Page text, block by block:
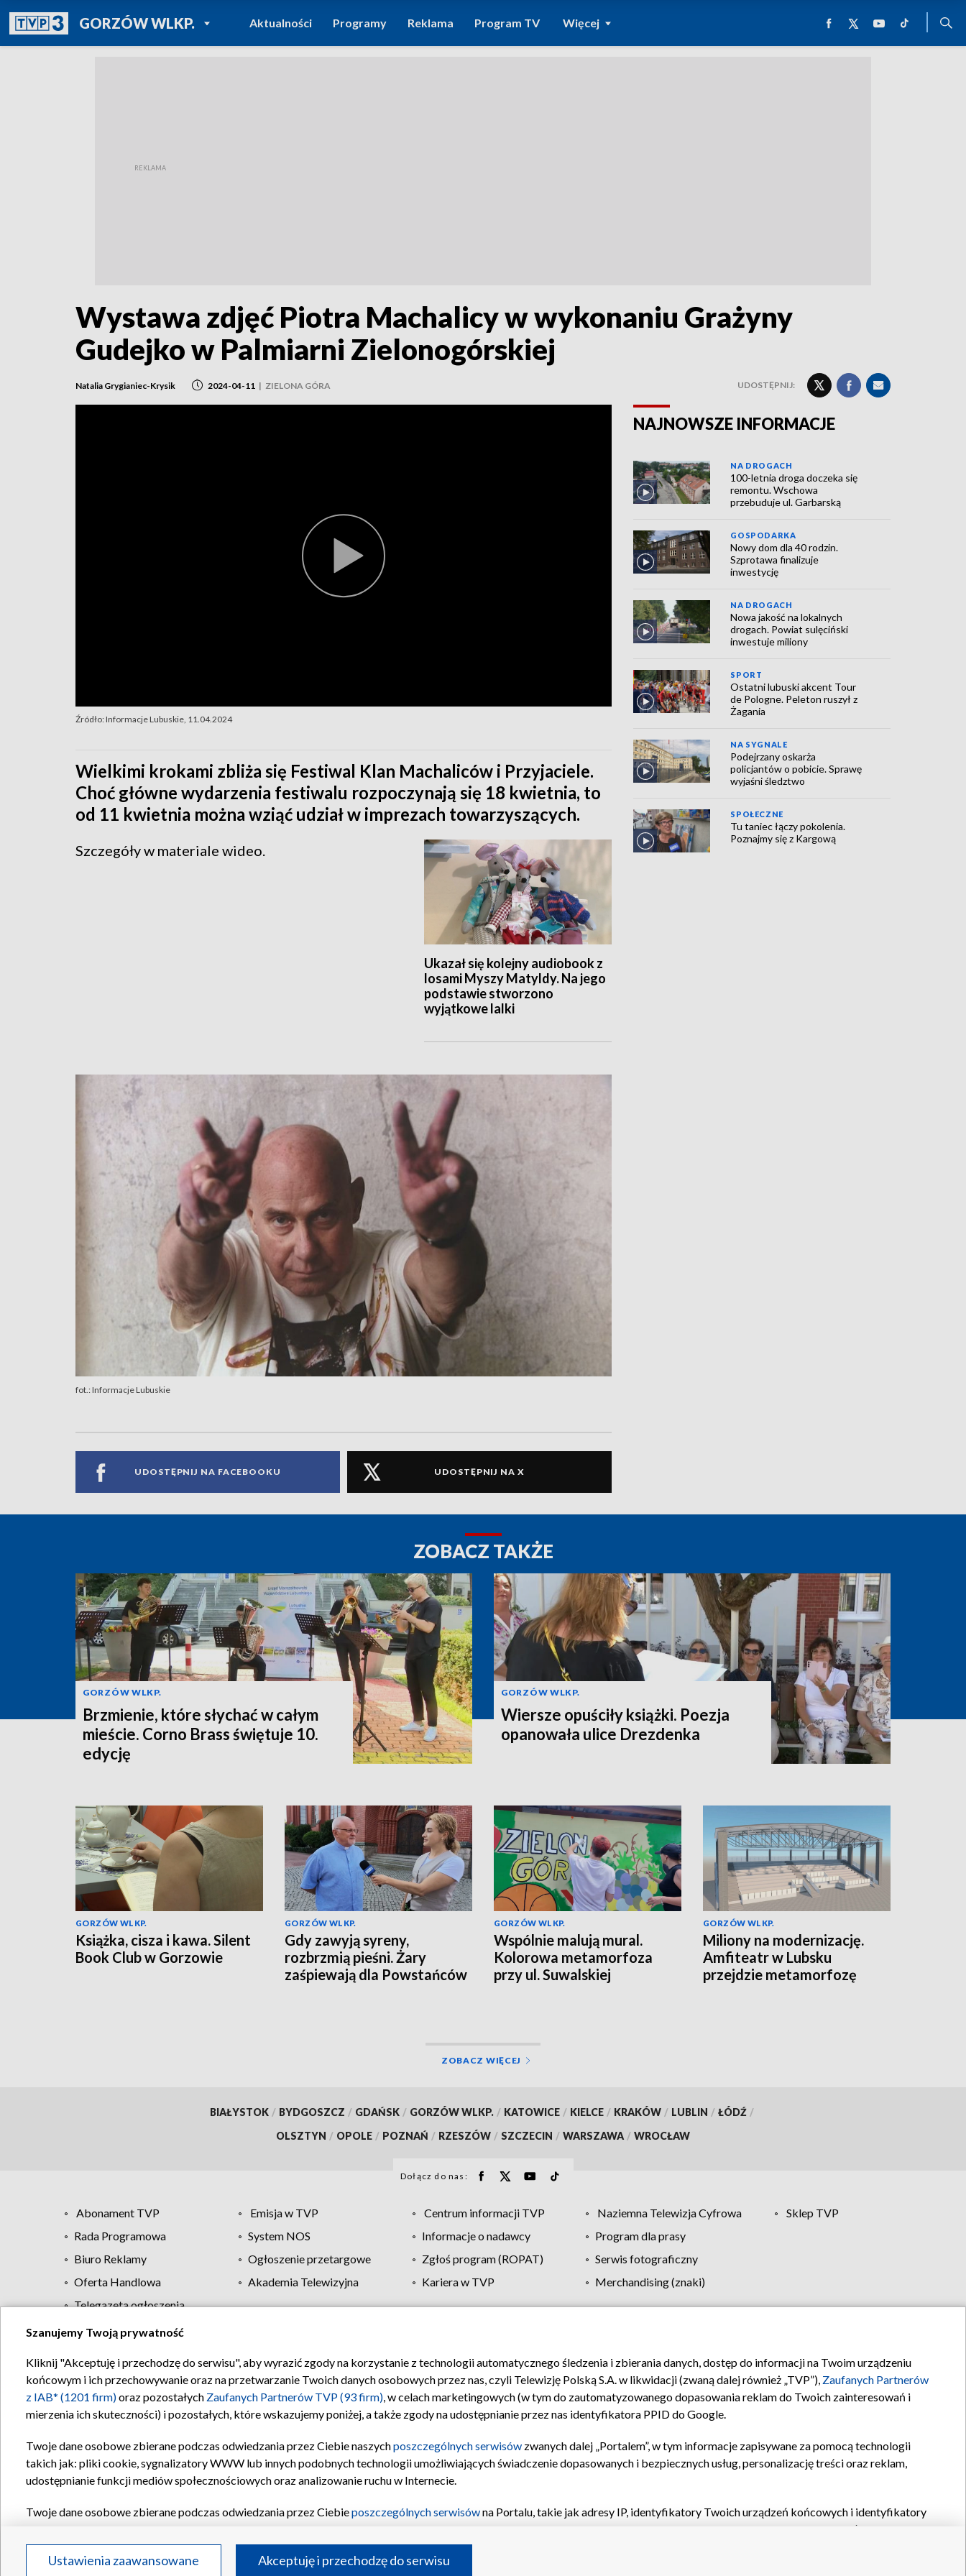
GORZÓW WLKP.POWRÓT DO
TVP REGIONY
Aktualności Programy Reklama Program TV Więcej
Wystawa zdjęć Piotra Machalicy w wykonaniu Grażyny
Gudejko w Palmiarni Zielonogórskiej
Natalia Grygianiec-Krysik 2024-04-11 | ZIELONA GÓRA UDOSTĘPNIJ:
Źródło: Informacje Lubuskie, 11.04.2024
Wielkimi krokami zbliża się Festiwal Klan Machaliców i Przyjaciele.
Choć główne wydarzenia festiwalu rozpoczynają się 18 kwietnia, to
od 11 kwietnia można wziąć udział w imprezach towarzyszących.
Ukazał się kolejny audiobook z
losami Myszy Matyldy. Na jego
podstawie stworzono
wyjątkowe lalki
Szczegóły w materiale wideo.
fot.: Informacje Lubuskie
UDOSTĘPNIJ NA FACEBOOKU UDOSTĘPNIJ NA X
NAJNOWSZE INFORMACJE
NA DROGACH
100-letnia droga doczeka się
remontu. Wschowa
przebuduje ul. Garbarską
GOSPODARKA
Nowy dom dla 40 rodzin.
Szprotawa finalizuje
inwestycję
NA DROGACH
Nowa jakość na lokalnych
drogach. Powiat sulęciński
inwestuje miliony
SPORT
Ostatni lubuski akcent Tour
de Pologne. Peleton ruszył z
Żagania
NA SYGNALE
Podejrzany oskarża
policjantów o pobicie. Sprawę
wyjaśni śledztwo
SPOŁECZNE
Tu taniec łączy pokolenia.
Poznajmy się z Kargową
ZOBACZ TAKŻE
GORZÓW WLKP.
Brzmienie, które słychać w całym
mieście. Corno Brass świętuje 10.
edycję
GORZÓW WLKP.
Wiersze opuściły książki. Poezja
opanowała ulice Drezdenka
GORZÓW WLKP.
Książka, cisza i kawa. Silent
Book Club w Gorzowie
GORZÓW WLKP.
Gdy zawyją syreny,
rozbrzmią pieśni. Żary
zaśpiewają dla Powstańców
GORZÓW WLKP.
Wspólnie malują mural.
Kolorowa metamorfoza
przy ul. Suwalskiej
GORZÓW WLKP.
Miliony na modernizację.
Amfiteatr w Lubsku
przejdzie metamorfozę
ZOBACZ WIĘCEJ
BIAŁYSTOK / BYDGOSZCZ / GDAŃSK / GORZÓW WLKP. / KATOWICE / KIELCE / KRAKÓW / LUBLIN / ŁÓDŹ /
OLSZTYN / OPOLE / POZNAŃ / RZESZÓW / SZCZECIN / WARSZAWA / WROCŁAW
Dołącz do nas:
Abonament TVP Emisja w TVP Centrum informacji TVP Naziemna Telewizja Cyfrowa
Sklep TVP
Rada Programowa
System NOS Informacje o nadawcy
Program dla prasy
Biuro Reklamy
Ogłoszenie przetargowe Zgłoś program (ROPAT)
Serwis fotograficzny
Oferta Handlowa
Akademia Telewizyjna Kariera w TVP
Merchandising (znaki)
Telegazeta ogłoszenia
Regulamin TVP Polityka prywatności Moje zgody Pomoc Biuro reklamy Kontakt
Szanujemy Twoją prywatność
Kliknij "Akceptuję i przechodzę do serwisu", aby wyrazić zgody na korzystanie z technologii automatycznego śledzenia i zbierania danych, dostęp do informacji na Twoim urządzeniu
końcowym i ich przechowywanie oraz na przetwarzanie Twoich danych osobowych przez nas, czyli Telewizję Polską S.A. w likwidacji (zwaną dalej również „TVP”), Zaufanych Partnerów
z IAB* (1201 firm)oraz pozostałych Zaufanych Partnerów TVP (93 firm), w celach marketingowych (w tym do zautomatyzowanego dopasowania reklam do Twoich zainteresowań i
mierzenia ich skuteczności) i pozostałych, które wskazujemy poniżej, a także zgody na udostępnianie przez nas identyfikatora PPID do Google.
Twoje dane osobowe zbierane podczas odwiedzania przez Ciebie naszychposzczególnych serwisów zwanych dalej „Portalem”, w tym informacje zapisywane za pomocą technologii
takich jak: pliki cookie, sygnalizatory WWW lub innych podobnych technologii umożliwiających świadczenie dopasowanych i bezpiecznych usług, personalizację treści oraz reklam,
udostępnianie funkcji mediów społecznościowych oraz analizowanie ruchu w Internecie.
Twoje dane osobowe zbierane podczas odwiedzania przez Ciebieposzczególnych serwisówna Portalu, takie jak adresy IP, identyfikatory Twoich urządzeń końcowych i identyfikatory
oraz pozostałych
Partnerów TVPdla realizacji następujących celów i funkcji: przechowywania informacji na urządzeniu lub dostęp do nich, wyboru podstawowych reklam, wyboru spersonalizowanych
reklam, tworzenia profilu spersonalizowanych reklam, tworzenia profilu spersonalizowanych treści, wyboru spersonalizowanych treści, pomiaru wydajności reklam, pomiaru wydajności
Ustawienia zaawansowane Akceptuję i przechodzę do serwisu